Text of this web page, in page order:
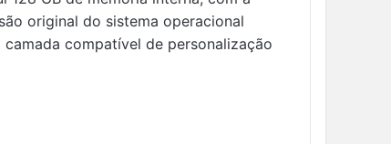
original do sistema operacional
compatível de personalização